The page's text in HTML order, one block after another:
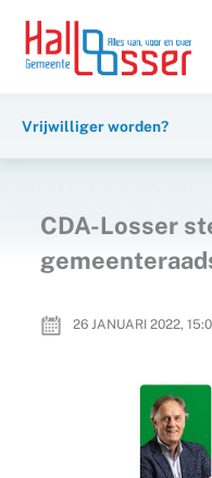
inhoud
naar
Vrijwilliger worden?
CDA-Losser
26 JANUARI 2022,